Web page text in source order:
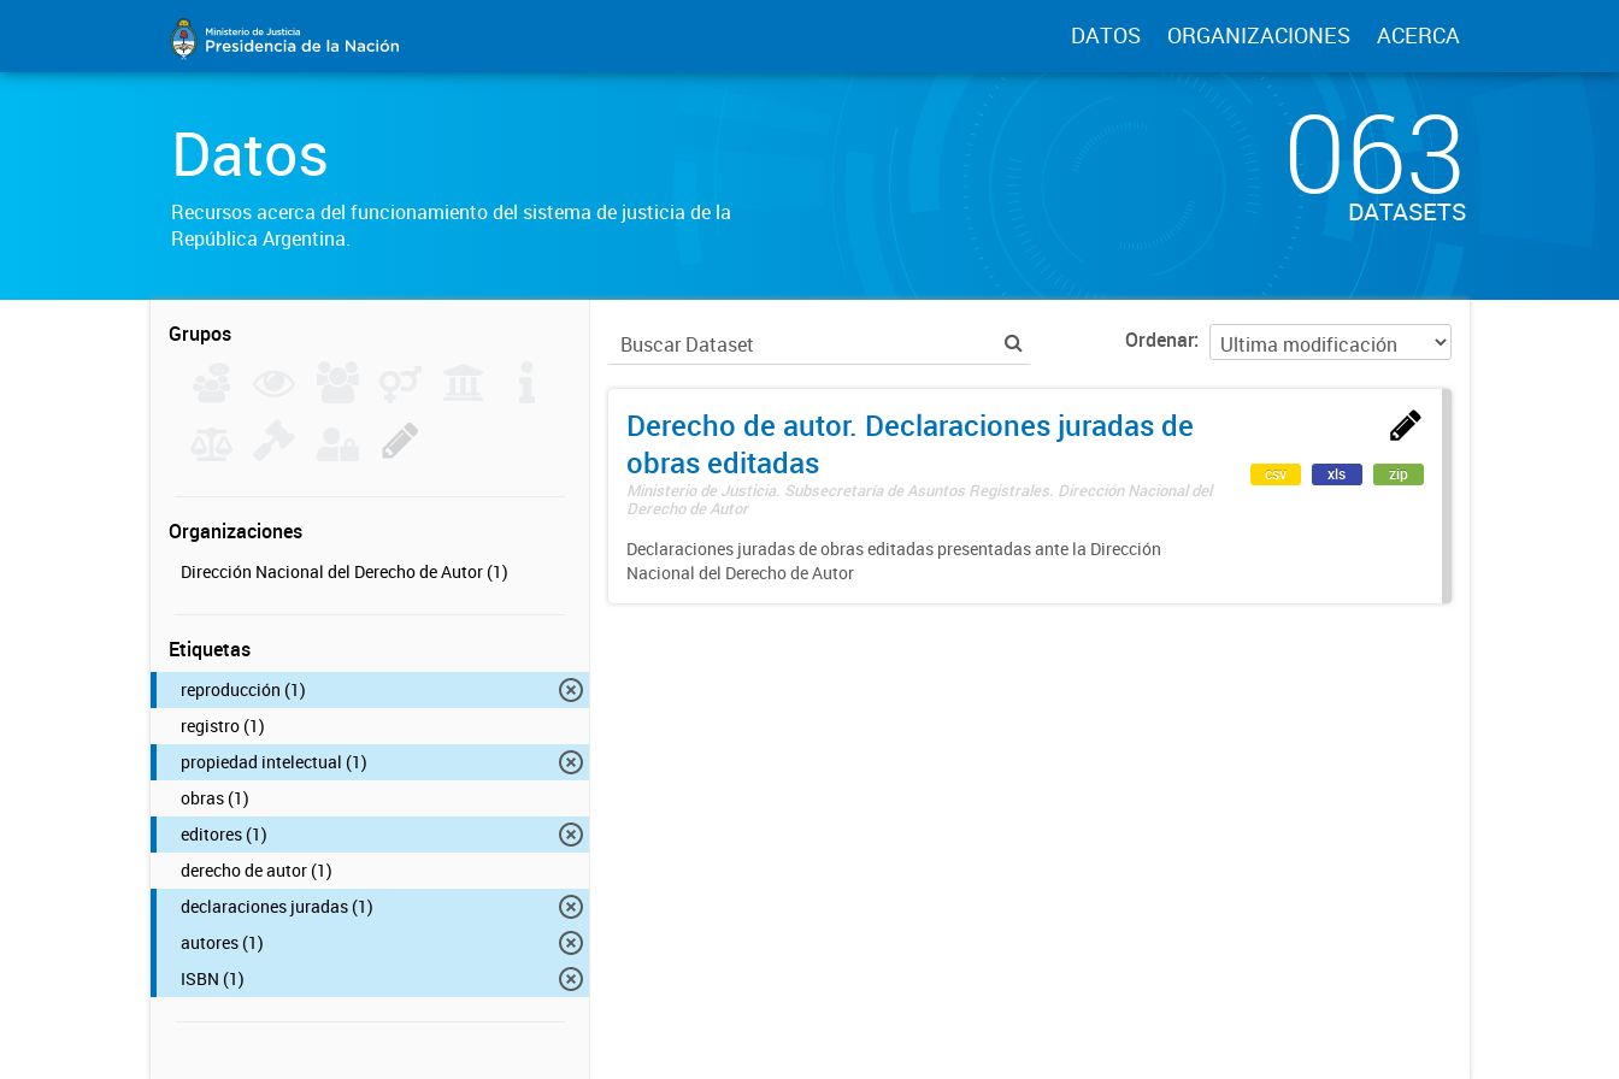
DATOS ORGANIZACIONES ACERCA
Datos
Recursos acerca del funcionamiento del sistema de justicia de la
República Argentina.
063
DATASETS
Grupos
Organizaciones
Dirección Nacional del Derecho de Autor (1)
Etiquetas
reproducción (1)
registro (1)
propiedad intelectual (1)
obras (1)
editores (1)
derecho de autor (1)
declaraciones juradas (1)
autores (1)
ISBN (1)
Ordenar
Derecho de autor. Declaraciones juradas de
obras editadas
Ministerio de Justicia. Subsecretaría de Asuntos Registrales. Dirección Nacional del
Derecho de Autor
Declaraciones juradas de obras editadas presentadas ante la Dirección
Nacional del Derecho de Autor
csv xls zip